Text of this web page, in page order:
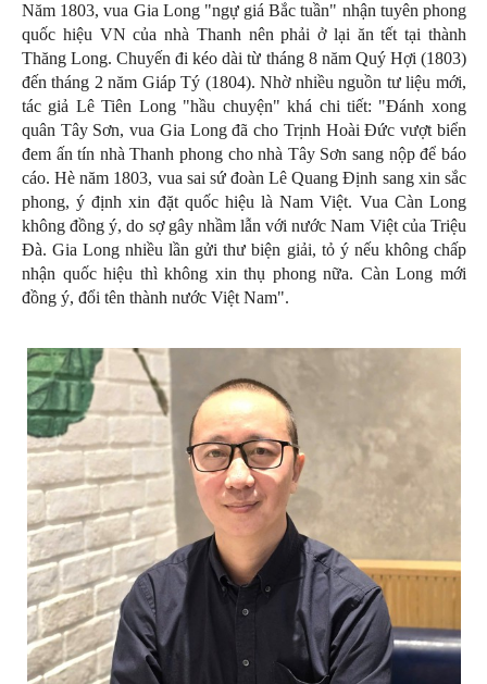
Năm 1803, vua Gia Long "ngự giá Bắc tuần" nhận tuyên phong
quốc hiệu VN của nhà Thanh nên phải ở lại ăn tết tại thành
Thăng Long. Chuyến đi kéo dài từ tháng 8 năm Quý Hợi (1803)
đến tháng 2 năm Giáp Tý (1804). Nhờ nhiều nguồn tư liệu mới,
tác giả Lê Tiên Long "hầu chuyện" khá chi tiết: "Đánh xong
quân Tây Sơn, vua Gia Long đã cho Trịnh Hoài Đức vượt biển
đem ấn tín nhà Thanh phong cho nhà Tây Sơn sang nộp để báo
cáo. Hè năm 1803, vua sai sứ đoàn Lê Quang Định sang xin sắc
phong, ý định xin đặt quốc hiệu là Nam Việt. Vua Càn Long
không đồng ý, do sợ gây nhầm lẫn với nước Nam Việt của Triệu
Đà. Gia Long nhiều lần gửi thư biện giải, tỏ ý nếu không chấp
nhận quốc hiệu thì không xin thụ phong nữa. Càn Long mới
đồng ý, đổi tên thành nước Việt Nam".